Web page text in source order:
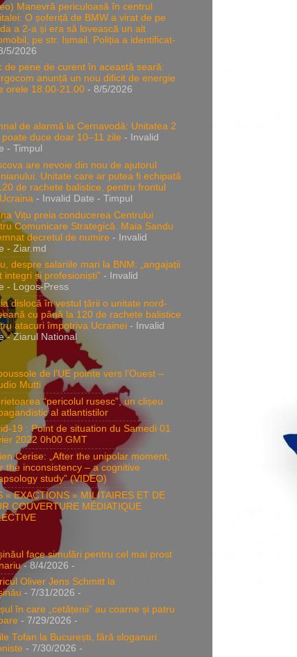
Manevră periculoasă în centrul
O șoferiță de BMW a virat de pe
a 2-a și era să lovească un alt
pe str. Ismail. Poliția a identificat-
5/2026
de pene de curent în această seară:
anunță un nou dificit de energie
orele 18.00-21.00 - 8/5/2026
de alarmă la Cernavodă: Unitatea 2
poate duce doar 10–11 zile - Invalid
- Timpul
are nevoie din nou de ajutorul
Unitate care ar putea fi echipată
de rachete balistice, pentru frontul
- Invalid Date - Timpul
Vițu preia conducerea Centrului
Comunicare Strategică. Maia Sandu
decretul de numire - Invalid
- Ziar.md
despre salariile mari la BNM: „angajații
integri și profesioniști” - Invalid
- Logos-Press
dislocă în vestul țării o unitate nord-
cu până la 120 de rachete balistice
atacuri împotriva Ucrainei - Invalid
- Ziarul National
de l’UE pointe vers l’Ouest –
Mutti
“pericolul rusesc”, un clișeu
al atlantistilor
19 : Point de situation du Samedi 01
2022 0h00 GMT
Cerise: „After the unipolar moment,
the inconsistency – a cognitive
study” (VIDEO)
« EXACTIONS » MILITAIRES ET DE
COUVERTURE MÉDIATIQUE
face simulări pentru cel mai prost
- 8/4/2026 -
Oliver Jens Schmitt la
- 7/31/2026 -
în care „cetățenii” au coarne și patru
- 7/29/2026 -
Tofan la București, fără sloganuri
- 7/30/2026 -